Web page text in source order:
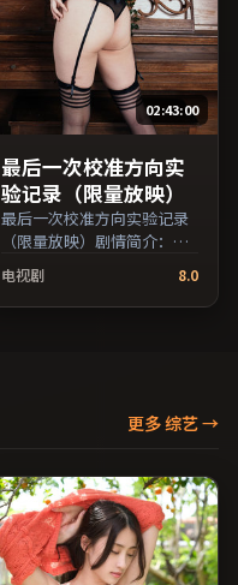
02:43:00
最后一次校准方向实
验记录（限量放映）
最后一次校准方向实验记录
（限量放映）剧情简介：影
片以冷静叙事铺陈人物处
境，现实压力与理想执念相
互拉扯；由诺兰执导，雷佳
络平台同步更新片源。影片
产影视资源大全免费条目索
引，支持片名与演员交叉检
索。）
电视剧 8.0
更多 综艺→